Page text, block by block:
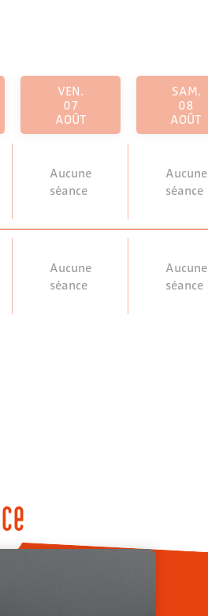
VEN.
07
AOÛT
Aucune
séance
Aucune
séance
SAM.
08
AOÛT
Aucune
séance
Aucune
séance